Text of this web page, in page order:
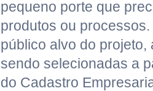
pequeno porte que
produtos ou
público alvo do
sendo selecionadas a
do Cadastro